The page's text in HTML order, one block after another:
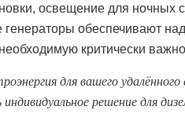
освещение для
генераторы обеспечивают
критически
для вашего
решение для